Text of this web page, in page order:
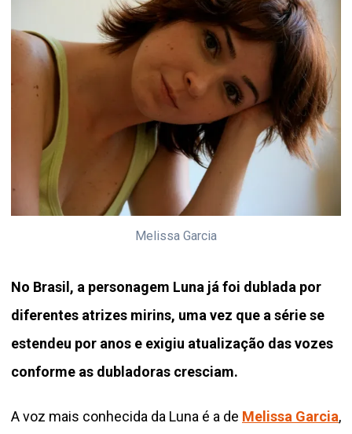
Melissa Garcia
No Brasil, a personagem Luna já foi dublada por
diferentes atrizes mirins, uma vez que a série se
estendeu por anos e exigiu atualização das vozes
conforme as dubladoras cresciam.
A voz mais conhecida da Luna é a de Melissa Garcia,